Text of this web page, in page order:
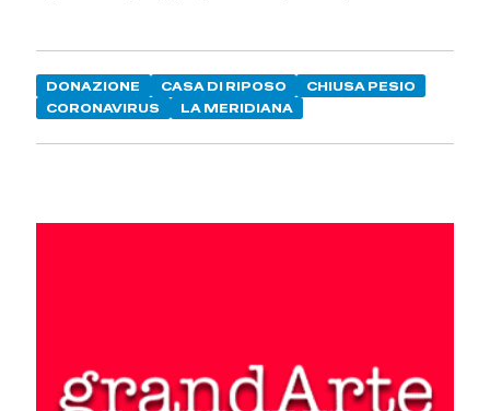
DONAZIONE CASA DI RIPOSO
CHIUSA PESIO
CORONAVIRUS
LA MERIDIANA